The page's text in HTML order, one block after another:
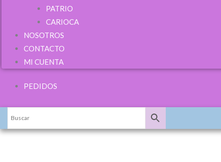
PATRIO
CARIOCA
NOSOTROS
CONTACTO
MI CUENTA
PEDIDOS
Teléfono
QUE
Bienvenido/a